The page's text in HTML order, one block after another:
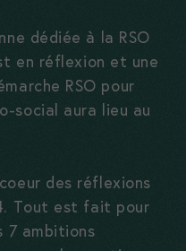
dédiée à la RSO
en réflexion et une
RSO pour
social aura lieu au
des réflexions
Tout est fait pour
7 ambitions
Statistiques
Ces cookies
votre
expérience
et à mieux